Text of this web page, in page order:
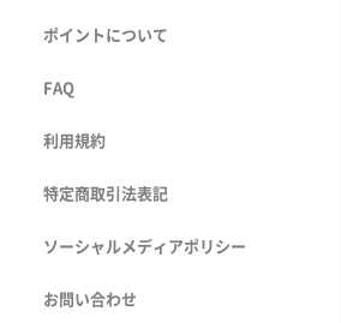
ポイントについて
FAQ
利用規約
特定商取引法表記
ソーシャルメディアポリシー
お問い合わせ